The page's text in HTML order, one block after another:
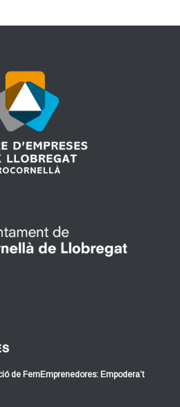
de FemEmprenedores: Empodera’t